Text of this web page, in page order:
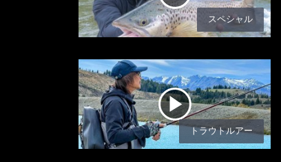
スペシャル
トラウトルアー